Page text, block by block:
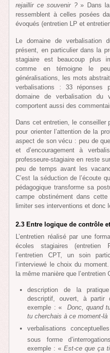
rejaillir ce souvenir ?» Dans la
ressemblent à celles posées
évoqués (entretien LP et
Le domaine de verbalisation
présent, en particulier dans la
stagiaire est beaucoup plus
comme en témoigne le
généralisations, les mots
verbalisations : 33 réponses
domaine de verbalisation
comportent aussi des
Dans cet entretien, le conseiller
pour orienter l’attention de la
aspect de son vécu : peu de
et d’encouragement à
professeure-stagiaire en reste
peu de temps avant les
C’est la séduction de l’écoute
pédagogique transforme sa
campe obstinément dans
limiter ses interventions et donc
2.3 Entre logique de contrôle
L’entretien réalisé par une
écoles stagiaires (entretien
l’entretien CPT, un soin
l’interviewé le choix du
la même manière que l’entretien
description de la
descriptif, ouvert, à partir
exemple : « Donc, quand
tu cherchais à ce moment-
verbalisations
sous forme
exemple : «Est-ce que ça